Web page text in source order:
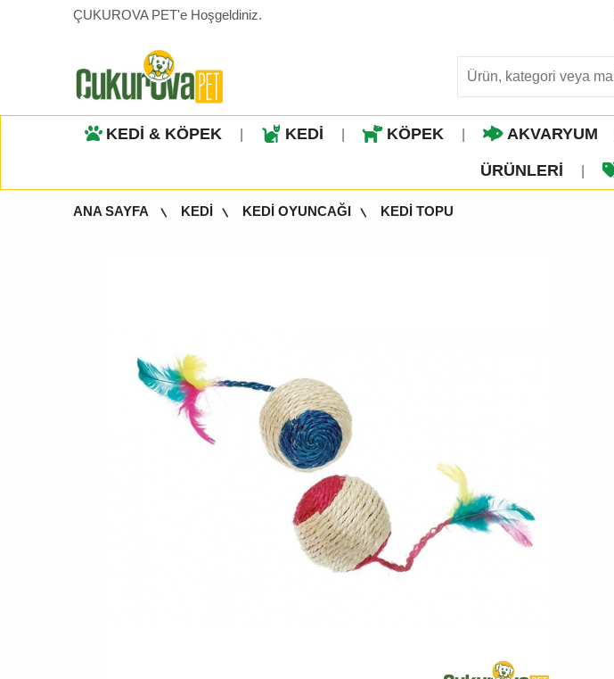
ÇUKUROVA PET'e Hoşgeldiniz.
KEDİ & KÖPEK KEDİ KÖPEK AKVARYUM
ÜRÜNLERI
ANA SAYFA KEDİ KEDİ OYUNCAĞI KEDİ TOPU